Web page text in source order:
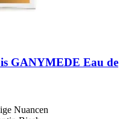
GANYMEDE Eau de
Nuancen